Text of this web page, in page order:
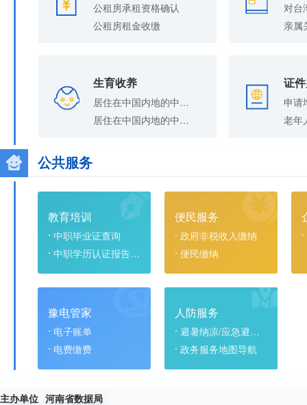
公租房承租资格确认
公租房租金收缴
亲属
生育收养
居住在中国内地的中国公民在内地补领收养登记证
居住在中国内地的中国公民在内地解除收养关系登记
证
申请
老年
公共服务
教育培训
中职毕业证查询
中职学历认证报告查询
便民服务
政府非税收入缴纳
便民缴纳
豫电管家
电子账单
电费缴费
人防服务
避暑纳凉/应急避难场所
政务服务地图导航
主办单位 河南省数据局